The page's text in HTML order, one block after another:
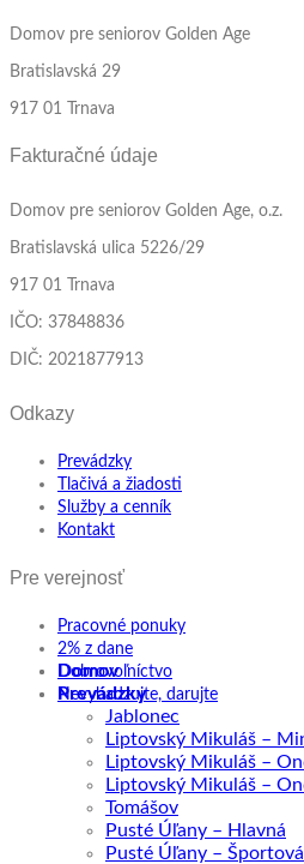
Domov pre seniorov Golden Age
Bratislavská 29
917 01 Trnava
Fakturačné údaje
Domov pre seniorov Golden Age, o.z.
Bratislavská ulica 5226/29
917 01 Trnava
IČO: 37848836
DIČ: 2021877913
Odkazy
Prevádzky
Tlačivá a žiadosti
Služby a cenník
Kontakt
Pre verejnosť
Pracovné ponuky
2% z dane
Dobrovoľníctvo
Nevyhadzujte, darujte
Domov
Prevádzky
Jablonec
Liptovský Mikuláš –
Liptovský Mikuláš –
Liptovský Mikuláš –
Tomášov
Pusté Úľany – Hlavná
Pusté Úľany – Športová